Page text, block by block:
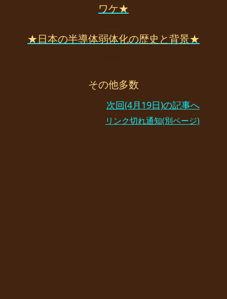
ワケ★
★日本の半導体弱体化の歴史と背景★
その他多数
次回(4月19日)の記事へ
リンク切れ通知(別ページ)